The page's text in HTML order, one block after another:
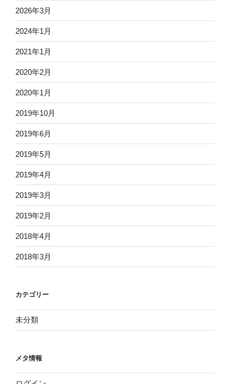
2026年3月
2024年1月
2021年1月
2020年2月
2020年1月
2019年10月
2019年6月
2019年5月
2019年4月
2019年3月
2019年2月
2018年4月
2018年3月
カテゴリー
未分類
メタ情報